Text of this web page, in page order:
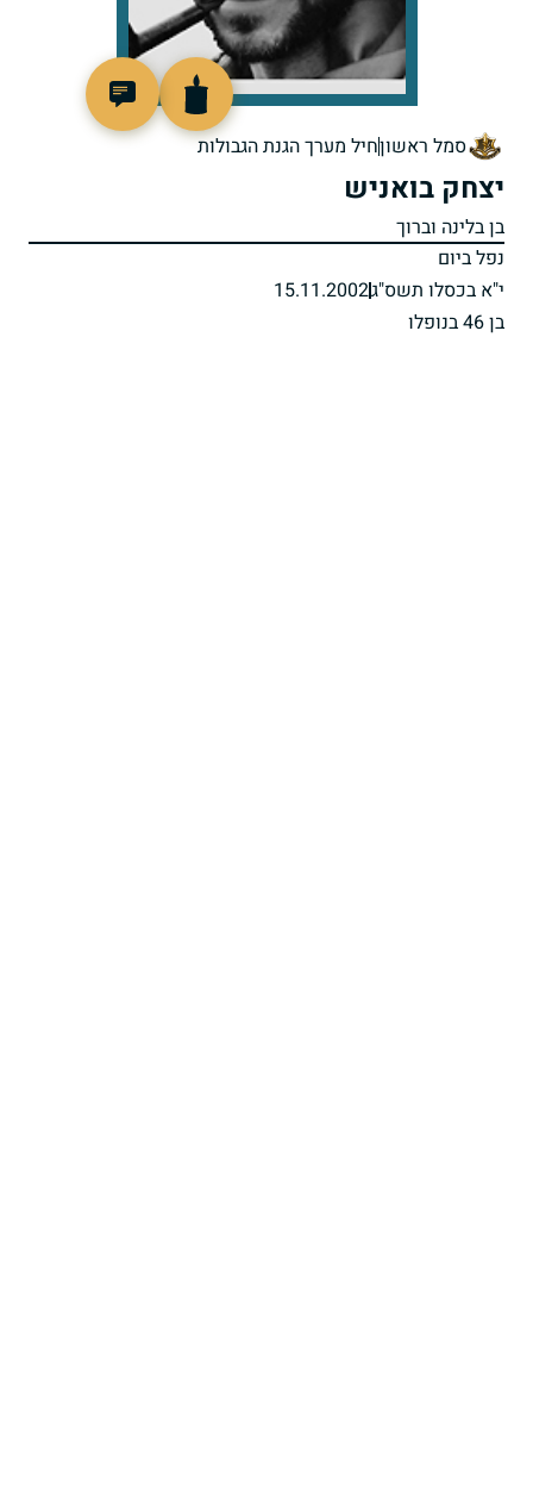
סמל ראשוןחיל מערך הגנת הגבולות
יצחק בואניש
בן בלינה וברוך
נפל ביום
י"א בכסלו תשס"ג15.11.2002
בן 46 בנופלו